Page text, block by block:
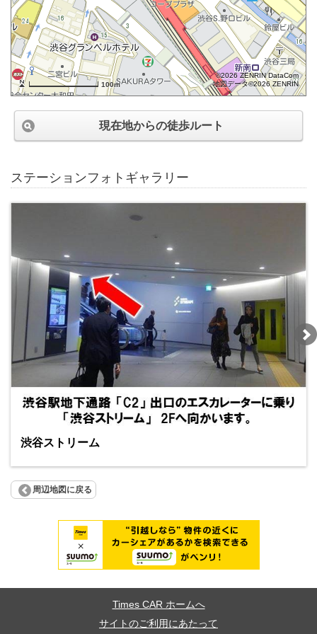
100m
©2026 ZENRIN DataCom
地図データ©2026 ZENRIN
現在地からの徒歩ルート
ステーションフォトギャラリー
渋谷ストリーム
周辺地図に戻る
Times CAR ホームへ
サイトのご利用にあたって